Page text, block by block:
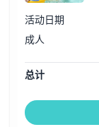
活动日期
成人
总计